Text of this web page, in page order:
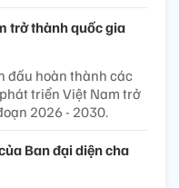
trở thành quốc gia
đấu hoàn thành các
triển Việt Nam trở
2026 - 2030.
Ban đại diện cha